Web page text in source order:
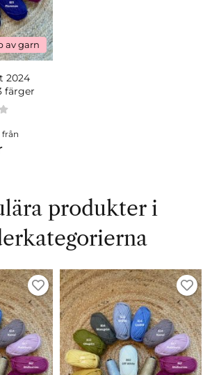
av garn
2024
färger
från
produkter i